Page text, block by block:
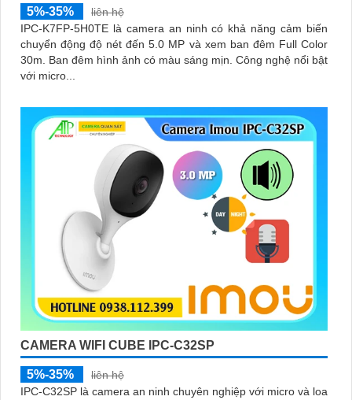
5%-35%
liên hệ
IPC-K7FP-5H0TE là camera an ninh có khả năng cảm biến
chuyển động độ nét đến 5.0 MP và xem ban đêm Full Color
30m. Ban đêm hình ảnh có màu sáng mịn. Công nghệ nổi bật
với micro...
CAMERA WIFI CUBE IPC-C32SP
5%-35%
liên hệ
IPC-C32SP là camera an ninh chuyên nghiệp với micro và loa